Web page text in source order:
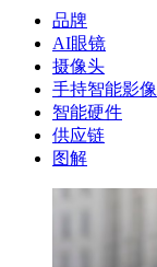
品牌
AI眼镜
摄像头
手持智能影像
智能硬件
供应链
图解